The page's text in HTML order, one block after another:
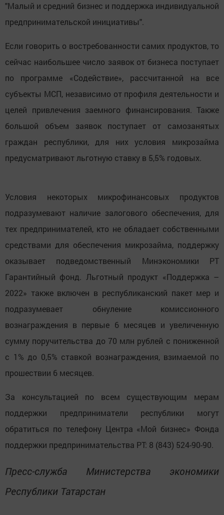
"Малый и средний бизнес и поддержка индивидуальной
предпринимательской инициативы".
Если говорить о востребованности самих продуктов, то
сейчас наибольшее число заявок от бизнеса поступает
по программе «Содействие», рассчитанной на все
субъекты МСП, независимо от профиля деятельности и
целей привлечения заемного финансирования. Также
большой объем заявок поступает от самозанятых
граждан республики, для них условия микрозайма
предусматривают льготную ставку в 5,5% годовых.
Условия некоторых микрофинансовых продуктов
подразумевают наличие залогового обеспечения, для
тех предпринимателей, кто не обладает собственными
средствами для обеспечения микрозайма, поддержку
оказывает подведомственный Минэкономики РТ
Гарантийный фонд. Льготный продукт «Поддержка –
2022» также включен в республиканский пакет мер и
подразумевает обнуление комиссионного
вознаграждения в первые 6 месяцев и увеличенную
сумму поручительства до 70 млн рублей с пониженной
с 1% до 0,5% ставкой вознаграждения, взимаемой по
прошествии 6 месяцев.
За консультацией по всем существующим мерам
поддержки предприниматели республики могут
обратиться по телефону Центра «Мой бизнес» Фонда
поддержки предпринимательства РТ: 8 (843) 524-90-90.
Пресс-служба Министерства экономики
Республики Татарстан